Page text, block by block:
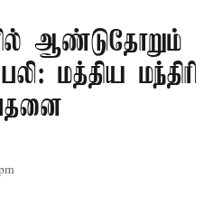
ஆண்டுதோறும்
மத்திய மந்திரி